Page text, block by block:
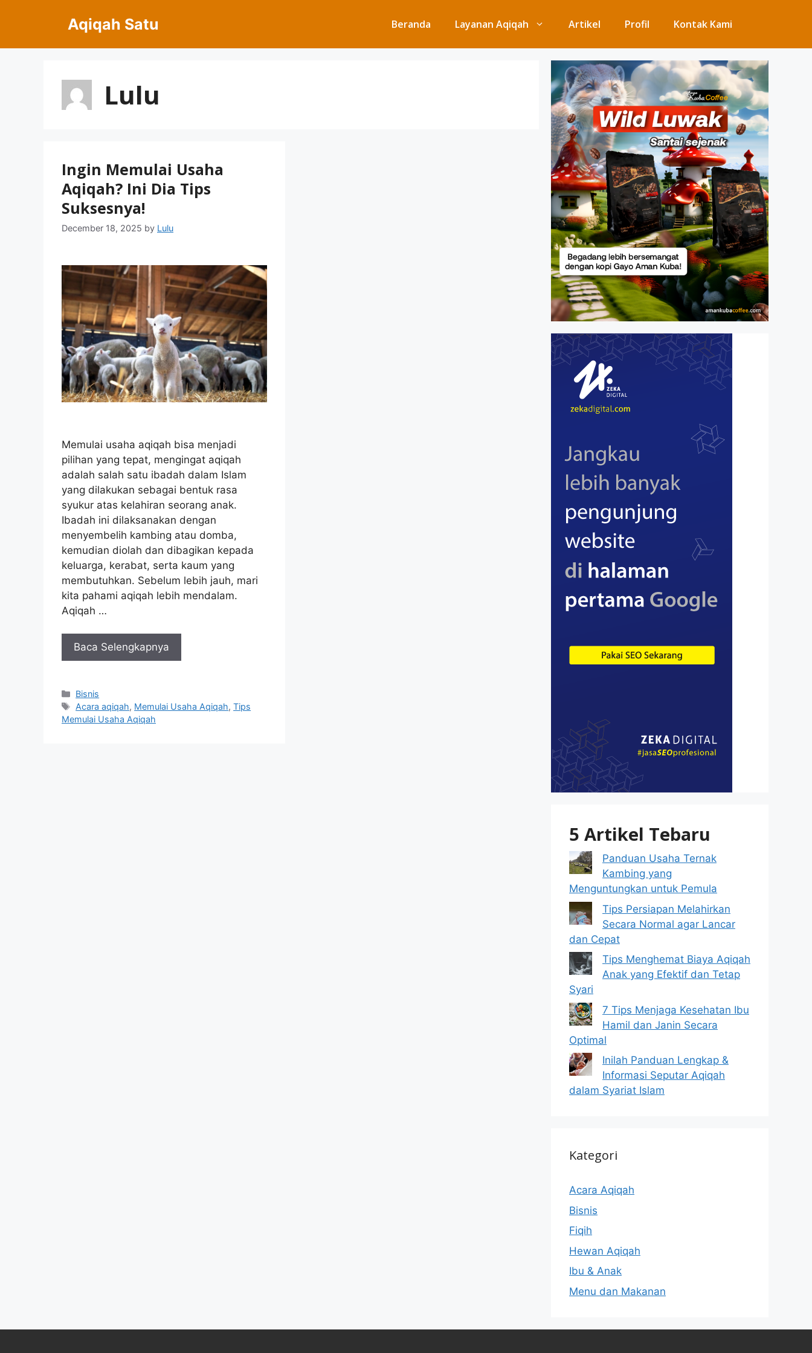
Aqiqah Satu Beranda Layanan Aqiqah Artikel Profil Kontak Kami
Lulu
Ingin Memulai Usaha
Aqiqah? Ini Dia Tips
Suksesnya!
December 18, 2025 by Lulu
Memulai usaha aqiqah bisa menjadi
pilihan yang tepat, mengingat aqiqah
adalah salah satu ibadah dalam Islam
yang dilakukan sebagai bentuk rasa
syukur atas kelahiran seorang anak.
Ibadah ini dilaksanakan dengan
menyembelih kambing atau domba,
kemudian diolah dan dibagikan kepada
keluarga, kerabat, serta kaum yang
membutuhkan. Sebelum lebih jauh, mari
kita pahami aqiqah lebih mendalam.
Aqiqah …
Baca Selengkapnya
Categories
Bisnis
Tags
Acara aqiqah, Memulai Usaha Aqiqah,Tips
Memulai Usaha Aqiqah
5 Artikel Tebaru
Panduan Usaha Ternak
Kambing yang
Menguntungkan untuk Pemula
Tips Persiapan Melahirkan
Secara Normal agar Lancar
dan Cepat
Tips Menghemat Biaya Aqiqah
Anak yang Efektif dan Tetap
Syari
7 Tips Menjaga Kesehatan Ibu
Hamil dan Janin Secara
Optimal
Inilah Panduan Lengkap &
Informasi Seputar Aqiqah
dalam Syariat Islam
Kategori
Acara Aqiqah
Bisnis
Fiqih
Hewan Aqiqah
Ibu & Anak
Menu dan Makanan